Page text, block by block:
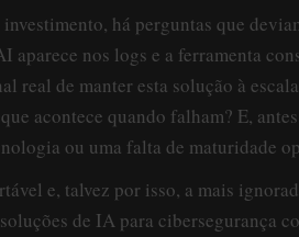
há perguntas que
aparece nos logs e a ferramenta
real de manter esta solução à
acontece quando falham? E,
ou uma falta de maturidade
e, talvez por isso, a mais
de IA para cibersegurança